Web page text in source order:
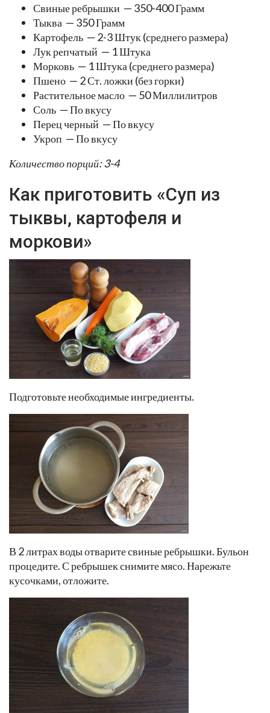
Свиные ребрышки — 350-400 Грамм
Тыква — 350 Грамм
Картофель — 2-3 Штук (среднего размера)
Лук репчатый — 1 Штука
Морковь — 1 Штука (среднего размера)
Пшено — 2 Ст. ложки (без горки)
Растительное масло — 50 Миллилитров
Соль — По вкусу
Перец черный — По вкусу
Укроп — По вкусу
Количество порций: 3-4
Как приготовить «Суп из
тыквы, картофеля и
моркови»
Подготовьте необходимые ингредиенты.
В 2 литрах воды отварите свиные ребрышки. Бульон
процедите. С ребрышек снимите мясо. Нарежьте
кусочками, отложите.